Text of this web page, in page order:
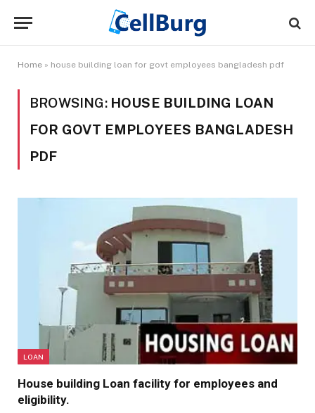
Home » house building loan for govt employees bangladesh pdf
BROWSING: HOUSE BUILDING LOAN
FOR GOVT EMPLOYEES BANGLADESH
PDF
LOAN
House building Loan facility for employees and
eligibility.